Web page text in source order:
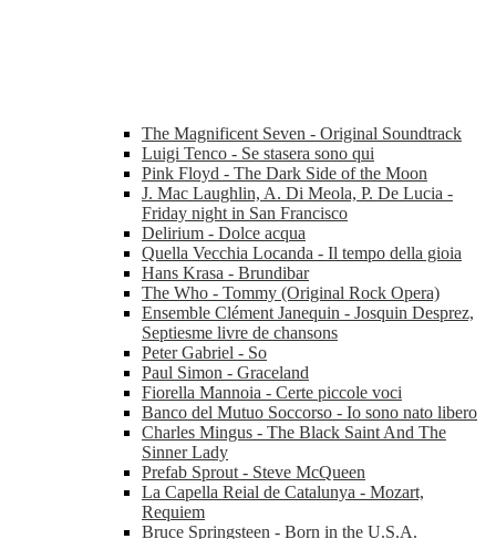
The Magnificent Seven - Original Soundtrack
Luigi Tenco - Se stasera sono qui
Pink Floyd - The Dark Side of the Moon
J. Mac Laughlin, A. Di Meola, P. De Lucia -
Friday night in San Francisco
Delirium - Dolce acqua
Quella Vecchia Locanda - Il tempo della gioia
Hans Krasa - Brundibar
The Who - Tommy (Original Rock Opera)
Ensemble Clément Janequin - Josquin Desprez,
Septiesme livre de chansons
Peter Gabriel - So
Paul Simon - Graceland
Fiorella Mannoia - Certe piccole voci
Banco del Mutuo Soccorso - Io sono nato libero
Charles Mingus - The Black Saint And The
Sinner Lady
Prefab Sprout - Steve McQueen
La Capella Reial de Catalunya - Mozart,
Requiem
Bruce Springsteen - Born in the U.S.A.